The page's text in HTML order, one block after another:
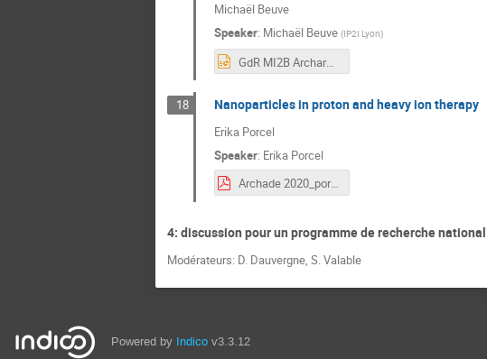
Michaël Beuve
Speaker: Michaël Beuve (IP2I Lyon)
GdR MI2B Archarde 2020 Beuve.pptx
18 Nanoparticles in proton and heavy ion therapy
Erika Porcel
Speaker: Erika Porcel
Archade 2020_porcel.pdf
4: discussion pour un programme de recherche national
Modérateurs: D. Dauvergne, S. Valable
Powered by Indico v3.3.12